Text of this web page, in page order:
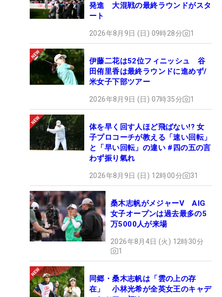
発進 大混戦の最終ラウンドがスタ
ート
2026年8月9日 (日) 09時28分 1
伊藤二花は52位フィニッシュ 谷
田侑里香は最終ラウンドに進めず/
米女子下部ツアー
2026年8月9日 (日) 07時35分 1
体を早く回す人ほど飛ばない!? 女
子プロコーチが教える「速い回転」
と「早い回転」の違い #四の五の言
わず振り氣れ
2026年8月9日 (日) 12時00分 31
桑木志帆がメジャーV AIG
女子オープンは過去最多の5
万5000人が来場
2026年8月4日 (火) 12時30分
1
同郷・桑木志帆は「雲の上の存
在」 小林光希が全英女王のキャデ